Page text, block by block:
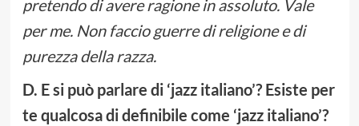
pretendo di avere ragione in assoluto. Vale
per me. Non faccio guerre di religione e di
purezza della razza.
D. E si può parlare di ‘jazz italiano’? Esiste per
te qualcosa di definibile come ‘jazz italiano’?